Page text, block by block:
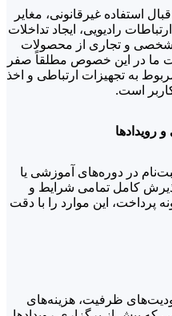
استفاده غیرقانونی، مغایر
رادیویی، ایجاد تداخلات
شخصی و تجاری از محصولات
ما در این خصوص مطلقاً صفر
به تجهیزات ارتباطی و اخذ
است.
رویدادها
در دوره‌های آموزشی یا
کامل تمامی شرایط و
پرداخت، این موارد را با دقت
ظرفیت، هزینه‌های